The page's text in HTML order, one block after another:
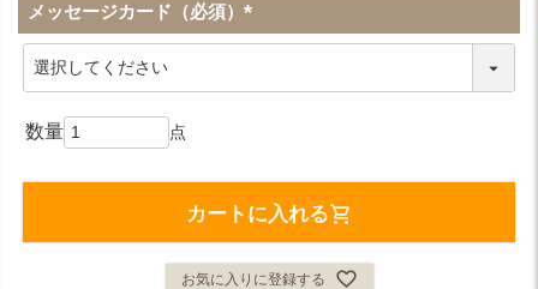
メッセージカード（必須）
(
カートに入れる
お気に入りに登録する